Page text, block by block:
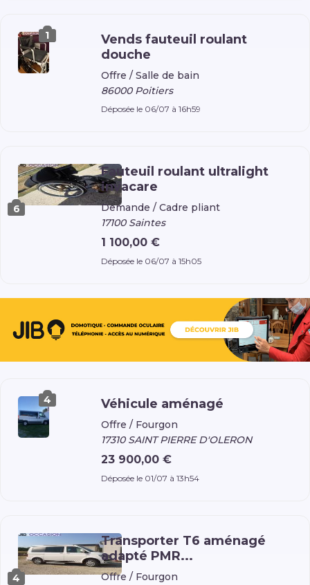
1
Vends fauteuil roulant
douche
Offre / Salle de bain
86000 Poitiers
Déposée le 06/07 à 16h59
6
Fauteuil roulant ultralight
invacare
Demande / Cadre pliant
17100 Saintes
1 100,00 €
Déposée le 06/07 à 15h05
4 Véhicule aménagé
Offre / Fourgon
17310 SAINT PIERRE D'OLERON
23 900,00 €
Déposée le 01/07 à 13h54
4
Transporter T6 aménagé
adapté PMR...
Offre / Fourgon